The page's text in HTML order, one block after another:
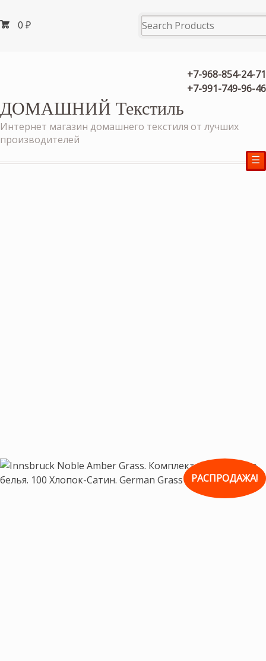
0 ₽
+7-968-854-24-71
+7-991-749-96-46
ДОМАШНИЙ Текстиль
Интернет магазин домашнего текстиля от лучших
производителей
☰
РАСПРОДАЖА!